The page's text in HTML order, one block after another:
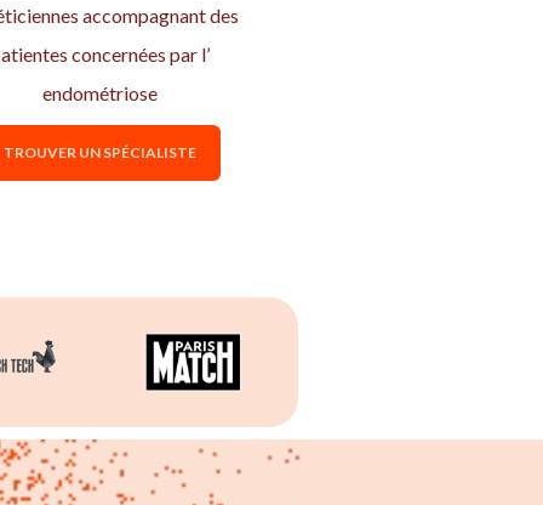
accompagnant des
concernées par l’
endométriose
TROUVER UN SPÉCIALISTE